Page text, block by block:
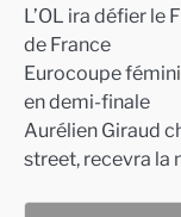
L’OL ira défier le
de France
Eurocoupe
en demi-finale
Aurélien Giraud
street, recevra la